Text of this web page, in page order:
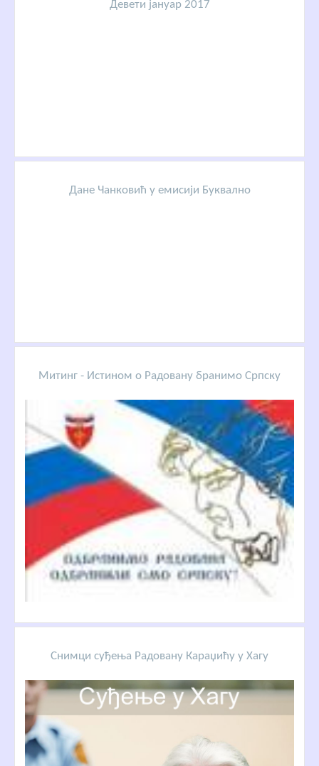
Девети јануар 2017
Дане Чанковић у емисији Буквално
Митинг - Истином о Радовану бранимо Српску
Снимци суђења Радовану Караџићу у Хагу